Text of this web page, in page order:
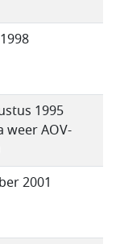
1995
weer AOV-
2001